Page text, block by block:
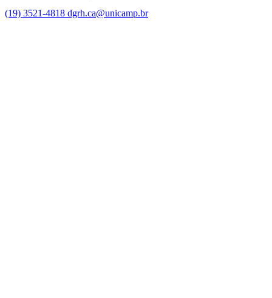
(19) 3521-4818 dgrh.ca@unicamp.br